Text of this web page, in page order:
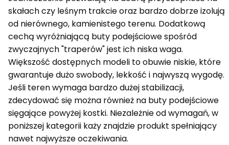
skałach czy leśnym trakcie oraz bardzo dobrze izolują
od nierównego, kamienistego terenu. Dodatkową
cechą wyróżniającą buty podejściowe spośród
zwyczajnych "traperów" jest ich niska waga.
Większość dostępnych modeli to obuwie niskie, które
gwarantuje dużo swobody, lekkość i najwyszą wygodę.
Jeśli teren wymaga bardzo dużej stabilizacji,
zdecydować się można również na buty podejściowe
sięgające powyżej kostki. Niezależnie od wymagań, w
poniższej kategorii każy znajdzie produkt spełniający
nawet najwyższe oczekiwania.